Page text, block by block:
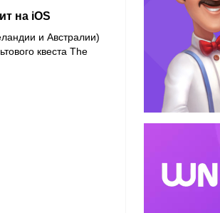
на iOS
и Австралии)
квеста The